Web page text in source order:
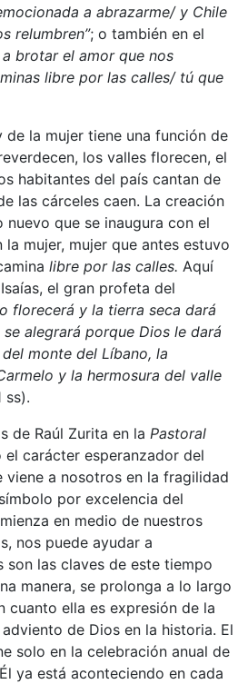
a abrazarme/ y Chile
relumbren”; o también en el
brotar el amor que nos
libre por las calles/ tú que
la mujer tiene una función de
los valles florecen, el
habitantes del país cantan de
las cárceles caen. La creación
que se inaugura con el
mujer, mujer que antes estuvo
libre por las calles. Aquí
el gran profeta del
florecerá y la tierra seca dará
alegrará porque Dios le dará
monte del Líbano, la
y la hermosura del valle
ss).
de Raúl Zurita en la Pastoral
carácter esperanzador del
viene a nosotros en la fragilidad
por excelencia del
en medio de nuestros
nos puede ayudar a
son las claves de este tiempo
manera, se prolonga a lo largo
cuanto ella es expresión de la
de Dios en la historia. El
solo en la celebración anual de
ya está aconteciendo en cada